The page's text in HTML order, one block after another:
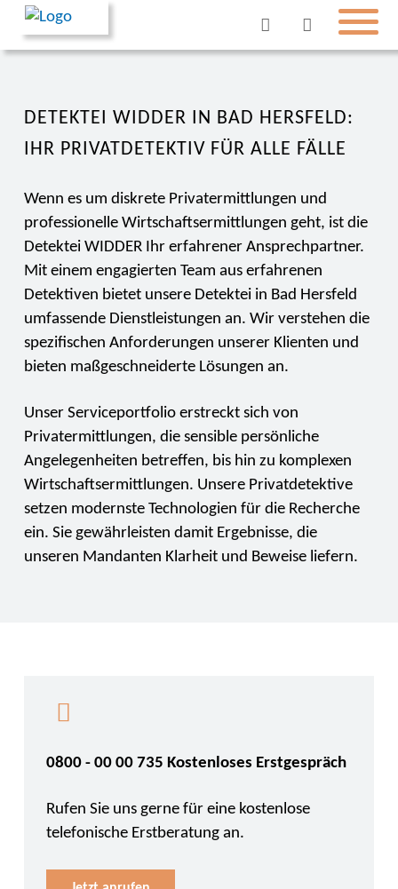
DETEKTEI WIDDER IN BAD HERSFELD:
IHR PRIVATDETEKTIV FÜR ALLE FÄLLE
Wenn es um diskrete Privatermittlungen und
professionelle Wirtschaftsermittlungen geht, ist die
Detektei WIDDER Ihr erfahrener Ansprechpartner.
Mit einem engagierten Team aus erfahrenen
Detektiven bietet unsere Detektei in Bad Hersfeld
umfassende Dienstleistungen an. Wir verstehen die
spezifischen Anforderungen unserer Klienten und
bieten maßgeschneiderte Lösungen an.
Unser Serviceportfolio erstreckt sich von
Privatermittlungen, die sensible persönliche
Angelegenheiten betreffen, bis hin zu komplexen
Wirtschaftsermittlungen. Unsere Privatdetektive
setzen modernste Technologien für die Recherche
ein. Sie gewährleisten damit Ergebnisse, die
unseren Mandanten Klarheit und Beweise liefern.
0800 - 00 00 735 Kostenloses Erstgespräch
Rufen Sie uns gerne für eine kostenlose
telefonische Erstberatung an.